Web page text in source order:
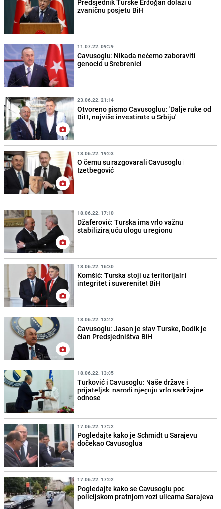
Predsjednik Turske Erdoğan dolazi u
zvaničnu posjetu BiH
11.07.22. 09:29
Cavusoglu: Nikada nećemo zaboraviti
genocid u Srebrenici
23.06.22. 21:14
Otvoreno pismo Cavusogluu: 'Dalje ruke od
BiH, najviše investirate u Srbiju'
18.06.22. 19:03
O čemu su razgovarali Cavusoglu i
Izetbegović
18.06.22. 17:10
Džaferović: Turska ima vrlo važnu
stabilizirajuću ulogu u regionu
18.06.22. 16:30
Komšić: Turska stoji uz teritorijalni
integritet i suverenitet BiH
18.06.22. 13:42
Cavusoglu: Jasan je stav Turske, Dodik je
član Predsjedništva BiH
18.06.22. 13:05
Turković i Cavusoglu: Naše države i
prijateljski narodi njeguju vrlo sadržajne
odnose
17.06.22. 17:22
Pogledajte kako je Schmidt u Sarajevu
dočekao Cavusoglua
17.06.22. 17:02
Pogledajte kako se Cavusoglu pod
policijskom pratnjom vozi ulicama Sarajeva